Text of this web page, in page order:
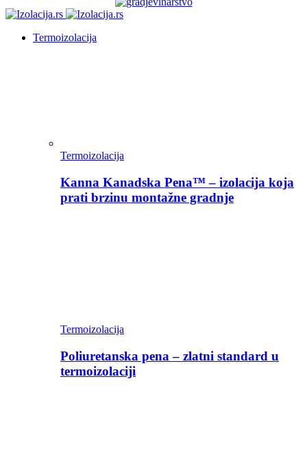
Termoizolacija
Termoizolacija
Kanna Kanadska Pena™ – izolacija koja
prati brzinu montažne gradnje
Termoizolacija
Poliuretanska pena – zlatni standard u
termoizolaciji